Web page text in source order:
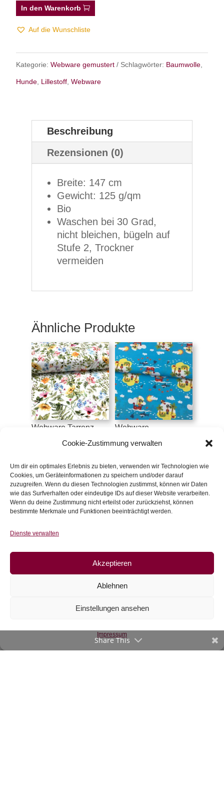
Cookie-Zustimmung verwalten
Um dir ein optimales Erlebnis zu bieten, verwenden wir Technologien wie
Cookies, um Geräteinformationen zu speichern und/oder darauf
zuzugreifen. Wenn du diesen Technologien zustimmst, können wir Daten
wie das Surfverhalten oder eindeutige IDs auf dieser Website verarbeiten.
Wenn du deine Zustimmung nicht erteilst oder zurückziehst, können
bestimmte Merkmale und Funktionen beeinträchtigt werden.
Dienste verwalten
Akzeptieren
Ablehnen
Einstellungen ansehen
Impressum
In den Warenkorb
Auf die Wunschliste
Kategorie:Webware gemustert Schlagwörter: Baumwolle,
Hunde, Lillestoff,Webware
Beschreibung
Rezensionen (0)
Breite: 147 cm
Gewicht: 125 g/qm
Bio
Waschen bei 30 Grad,
nicht bleichen, bügeln auf
Stufe 2, Trockner
vermeiden
Ähnliche Produkte
Webware Tarrenz,
inkl. 20 % MwSt.
Zur Wunschliste
Webware
€19 /m
inkl. 20 % MwSt.
Zur Wunschliste
Schmetterlinge,
inkl. 20 % MwSt.
Share This